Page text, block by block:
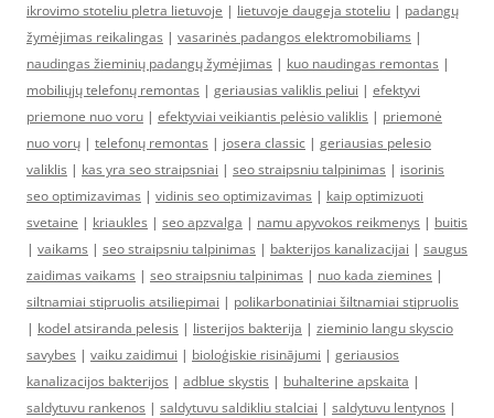
ikrovimo stoteliu pletra lietuvoje | lietuvoje daugeja stoteliu | padangų
žymėjimas reikalingas | vasarinės padangos elektromobiliams |
naudingas žieminių padangų žymėjimas | kuo naudingas remontas |
mobiliųjų telefonų remontas | geriausias valiklis peliui | efektyvi
priemone nuo voru | efektyviai veikiantis pelėsio valiklis | priemonė
nuo vorų | telefonų remontas | josera classic | geriausias pelesio
valiklis | kas yra seo straipsniai | seo straipsniu talpinimas | isorinis
seo optimizavimas | vidinis seo optimizavimas | kaip optimizuoti
svetaine | kriaukles | seo apzvalga | namu apyvokos reikmenys | buitis
| vaikams | seo straipsniu talpinimas | bakterijos kanalizacijai | saugus
zaidimas vaikams | seo straipsniu talpinimas | nuo kada ziemines |
siltnamiai stipruolis atsiliepimai | polikarbonatiniai šiltnamiai stipruolis
| kodel atsiranda pelesis | listerijos bakterija | zieminio langu skyscio
savybes | vaiku zaidimui | bioloģiskie risinājumi | geriausios
kanalizacijos bakterijos | adblue skystis | buhalterine apskaita |
saldytuvu rankenos | saldytuvu saldikliu stalciai | saldytuvu lentynos |